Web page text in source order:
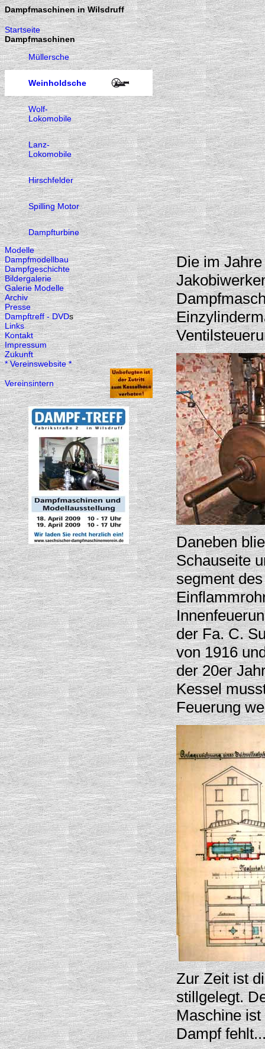
Dampfmaschinen in Wilsdruff
Startseite
Dampfmaschinen
Müllersche
Weinholdsche
Wolf-
Lokomobile
Lanz-
Lokomobile
Hirschfelder
Spilling Motor
Dampfturbine
Modelle
Dampfmodellbau
Dampfgeschichte
Bildergalerie
Galerie Modelle
Archiv
Presse
Dampftreff - DVDs
Links
Kontakt
Impressum
Zukunft
* Vereinswebsite *
Vereinsintern
Die im
Daneben
Schauseite
segment
der Fa. C.
von 1916
der 20er
Kessel
Feuerung
Zur Zeit ist
stillgelegt.
Maschine
Dampf